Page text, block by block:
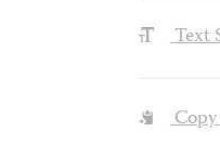
Text